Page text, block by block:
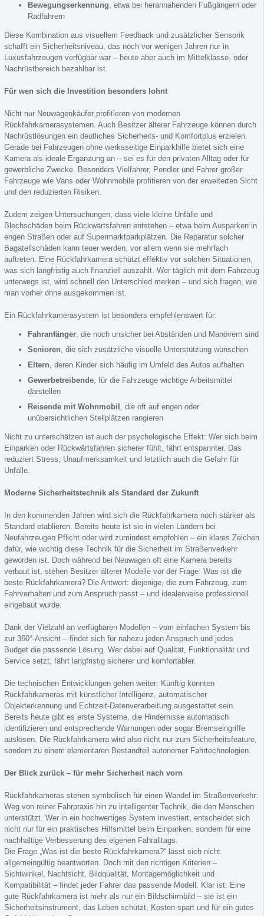
Bewegungserkennung, etwa bei herannahenden Fußgängern oder
Radfahrern
Diese Kombination aus visuellem Feedback und zusätzlicher Sensorik
schafft ein Sicherheitsniveau, das noch vor wenigen Jahren nur in
Luxusfahrzeugen verfügbar war – heute aber auch im Mittelklasse- oder
Nachrüstbereich bezahlbar ist.
Für wen sich die Investition besonders lohnt
Nicht nur Neuwagenkäufer profitieren von modernen
Rückfahrkamerasystemen. Auch Besitzer älterer Fahrzeuge können durch
Nachrüstlösungen ein deutliches Sicherheits- und Komfortplus erzielen.
Gerade bei Fahrzeugen ohne werksseitige Einparkhilfe bietet sich eine
Kamera als ideale Ergänzung an – sei es für den privaten Alltag oder für
gewerbliche Zwecke. Besonders Vielfahrer, Pendler und Fahrer großer
Fahrzeuge wie Vans oder Wohnmobile profitieren von der erweiterten Sicht
und den reduzierten Risiken.
Zudem zeigen Untersuchungen, dass viele kleine Unfälle und
Blechschäden beim Rückwärtsfahren entstehen – etwa beim Ausparken in
engen Straßen oder auf Supermarktparkplätzen. Die Reparatur solcher
Bagatellschäden kann teuer werden, vor allem wenn sie mehrfach
auftreten. Eine Rückfahrkamera schützt effektiv vor solchen Situationen,
was sich langfristig auch finanziell auszahlt. Wer täglich mit dem Fahrzeug
unterwegs ist, wird schnell den Unterschied merken – und sich fragen, wie
man vorher ohne ausgekommen ist.
Ein Rückfahrkamerasystem ist besonders empfehlenswert für:
Fahranfänger, die noch unsicher bei Abständen und Manövern sind
Senioren, die sich zusätzliche visuelle Unterstützung wünschen
Eltern, deren Kinder sich häufig im Umfeld des Autos aufhalten
Gewerbetreibende, für die Fahrzeuge wichtige Arbeitsmittel
darstellen
Reisende mit Wohnmobil , die oft auf engen oder
unübersichtlichen Stellplätzen rangieren
Nicht zu unterschätzen ist auch der psychologische Effekt: Wer sich beim
Einparken oder Rückwärtsfahren sicherer fühlt, fährt entspannter. Das
reduziert Stress, Unaufmerksamkeit und letztlich auch die Gefahr für
Unfälle.
Moderne Sicherheitstechnik als Standard der Zukunft
In den kommenden Jahren wird sich die Rückfahrkamera noch stärker als
Standard etablieren. Bereits heute ist sie in vielen Ländern bei
Neufahrzeugen Pflicht oder wird zumindest empfohlen – ein klares Zeichen
dafür, wie wichtig diese Technik für die Sicherheit im Straßenverkehr
geworden ist. Doch während bei Neuwagen oft eine Kamera bereits
verbaut ist, stehen Besitzer älterer Modelle vor der Frage: Was ist die
beste Rückfahrkamera? Die Antwort: diejenige, die zum Fahrzeug, zum
Fahrverhalten und zum Anspruch passt – und idealerweise professionell
eingebaut wurde.
Dank der Vielzahl an verfügbaren Modellen – vom einfachen System bis
zur 360°-Ansicht – findet sich für nahezu jeden Anspruch und jedes
Budget die passende Lösung. Wer dabei auf Qualität, Funktionalität und
Service setzt, fährt langfristig sicherer und komfortabler.
Die technischen Entwicklungen gehen weiter: Künftig könnten
Rückfahrkameras mit künstlicher Intelligenz, automatischer
Objekterkennung und Echtzeit-Datenverarbeitung ausgestattet sein.
Bereits heute gibt es erste Systeme, die Hindernisse automatisch
identifizieren und entsprechende Warnungen oder sogar Bremseingriffe
auslösen. Die Rückfahrkamera wird also nicht nur zum Sicherheitsfeature,
sondern zu einem elementaren Bestandteil autonomer Fahrtechnologien.
Der Blick zurück – für mehr Sicherheit nach vorn
Rückfahrkameras stehen symbolisch für einen Wandel im Straßenverkehr:
Weg von reiner Fahrpraxis hin zu intelligenter Technik, die den Menschen
unterstützt. Wer in ein hochwertiges System investiert, entscheidet sich
nicht nur für ein praktisches Hilfsmittel beim Einparken, sondern für eine
nachhaltige Verbesserung des eigenen Fahralltags.
Die Frage „Was ist die beste Rückfahrkamera?“ lässt sich nicht
allgemeingültig beantworten. Doch mit den richtigen Kriterien –
Sichtwinkel, Nachtsicht, Bildqualität, Montagemöglichkeit und
Kompatibilität – findet jeder Fahrer das passende Modell. Klar ist: Eine
gute Rückfahrkamera ist mehr als nur ein Bildschirmbild – sie ist ein
Sicherheitsinstrument, das Leben schützt, Kosten spart und für ein gutes